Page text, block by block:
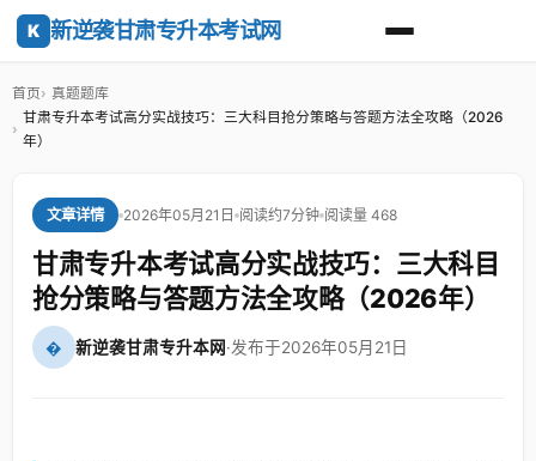
K 新逆袭甘肃专升本考试网
首页
真题题库
甘肃专升本考试高分实战技巧：三大科目抢分策略与答题方法全攻略（2026
年）
文章详情 2026年05月21日 阅读约7分钟 阅读量 468
甘肃专升本考试高分实战技巧：三大科目
抢分策略与答题方法全攻略（2026年）
� 新逆袭甘肃专升本网·发布于2026年05月21日